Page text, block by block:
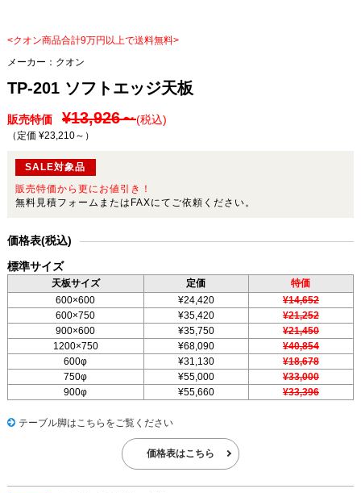
<クオン商品合計9万円以上で送料無料>
メーカー： クオン
TP-201 ソフトエッジ天板
販売特価 ¥13,926～(税込)
（定価 ¥23,210～ ）
SALE対象品
販売特価から更にお値引き！
無料見積フォームまたはFAXにてご依頼ください。
価格表(税込)
標準サイズ
天板サイズ 定価
特価
600×600
¥24,420
¥14,652
600×750
¥35,420
¥21,252
900×600
¥35,750
¥21,450
1200×750
¥68,090
¥40,854
600φ
¥31,130
¥18,678
750φ
¥55,000
¥33,000
900φ
¥55,660 ¥33,396
テーブル脚はこちらをご覧ください
価格表はこちら